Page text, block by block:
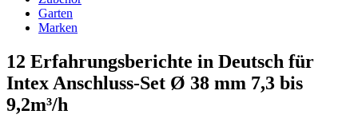
Garten
Marken
12 Erfahrungsberichte in Deutsch für
Intex Anschluss-Set Ø 38 mm 7,3 bis
9,2m³/h